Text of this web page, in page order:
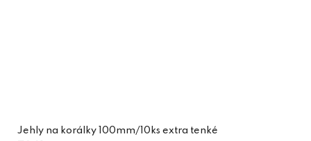
Jehly na korálky 100mm/10ks extra tenké